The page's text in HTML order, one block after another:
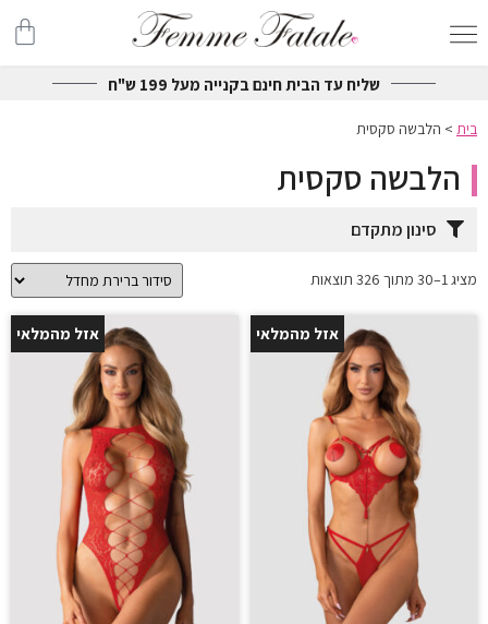
שליח עד הבית חינם בקנייה מעל 199 ש"ח
בית > הלבשה סקסית
הלבשה סקסית
סינון מתקדם
מציג 1–30 מתוך 326 תוצאות
אזל מהמלאי אזל מהמלאי